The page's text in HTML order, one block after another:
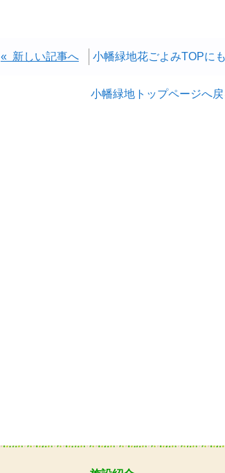
« 新しい記事へ 小幡緑地花ごよみTOPに
小幡緑地トップページへ戻